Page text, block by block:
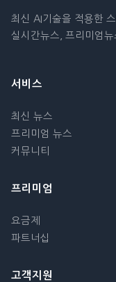
최신 AI기술을 적용한
실시간뉴스, 프리미엄뉴
서비스
최신 뉴스
프리미엄 뉴스
커뮤니티
프리미엄
요금제
파트너십
고객지원